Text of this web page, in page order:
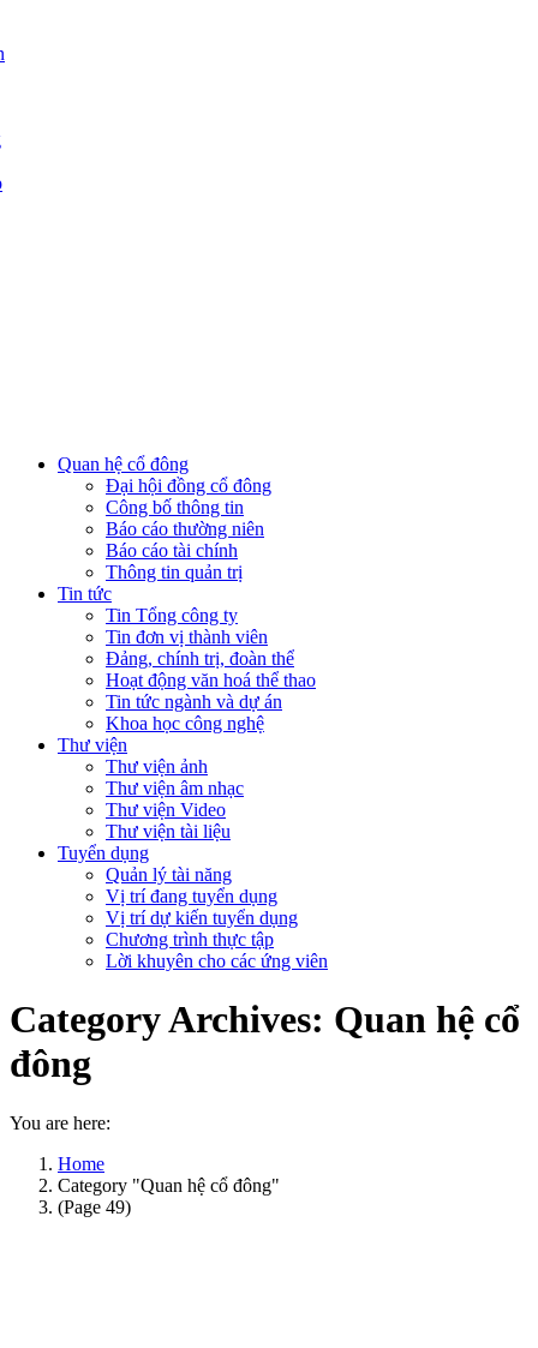
Quan hệ cổ đông
Đại hội đồng cổ đông
Công bố thông tin
Báo cáo thường niên
Báo cáo tài chính
Thông tin quản trị
Tin tức
Tin Tổng công ty
Tin đơn vị thành viên
Đảng, chính trị, đoàn thể
Hoạt động văn hoá thể thao
Tin tức ngành và dự án
Khoa học công nghệ
Thư viện
Thư viện ảnh
Thư viện âm nhạc
Thư viện Video
Thư viện tài liệu
Tuyển dụng
Quản lý tài năng
Vị trí đang tuyển dụng
Vị trí dự kiến tuyển dụng
Chương trình thực tập
Lời khuyên cho các ứng viên
Category Archives: Quan hệ cổ
đông
You are here:
Home
Category "Quan hệ cổ đông"
(Page 49)